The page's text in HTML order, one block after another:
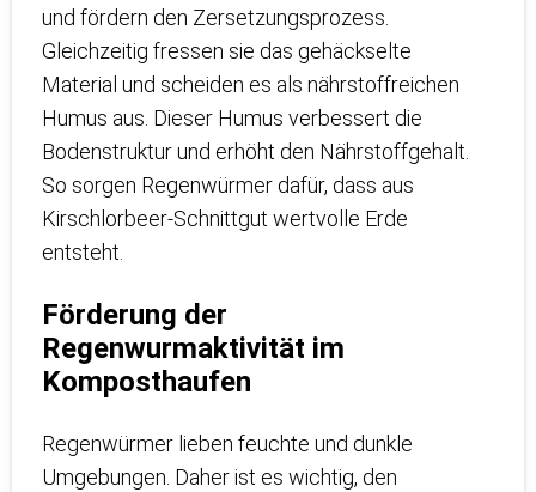
und fördern den Zersetzungsprozess.
Gleichzeitig fressen sie das gehäckselte
Material und scheiden es als nährstoffreichen
Humus aus. Dieser Humus verbessert die
Bodenstruktur und erhöht den Nährstoffgehalt.
So sorgen Regenwürmer dafür, dass aus
Kirschlorbeer-Schnittgut wertvolle Erde
entsteht.
Förderung der
Regenwurmaktivität im
Komposthaufen
Regenwürmer lieben feuchte und dunkle
Umgebungen. Daher ist es wichtig, den